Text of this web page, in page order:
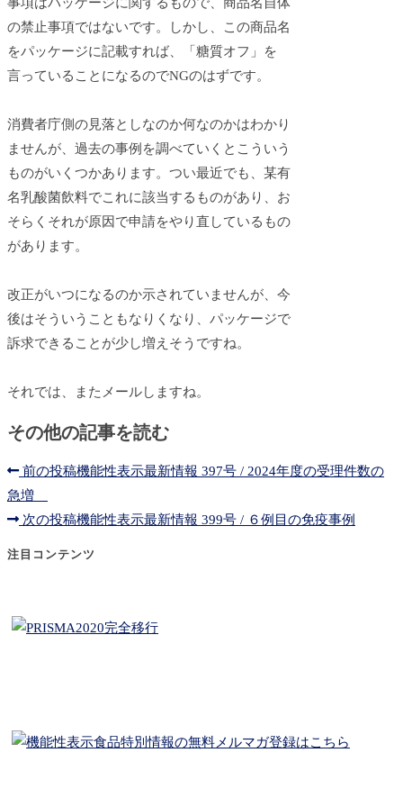
の禁止事項ではないです。しかし、この商品名
をパッケージに記載すれば、「糖質オフ」を
言っていることになるのでNGのはずです。
消費者庁側の見落としなのか何なのかはわかり
ませんが、過去の事例を調べていくとこういう
ものがいくつかあります。つい最近でも、某有
名乳酸菌飲料でこれに該当するものがあり、お
そらくそれが原因で申請をやり直しているもの
があります。
改正がいつになるのか示されていませんが、今
後はそういうこともなりくなり、パッケージで
訴求できることが少し増えそうですね。
それでは、またメールしますね。
その他の記事を読む
前の投稿機能性表示最新情報 397号 / 2024年度の受理件数の
急増
次の投稿機能性表示最新情報 399号 / ６例目の免疫事例
注目コンテンツ